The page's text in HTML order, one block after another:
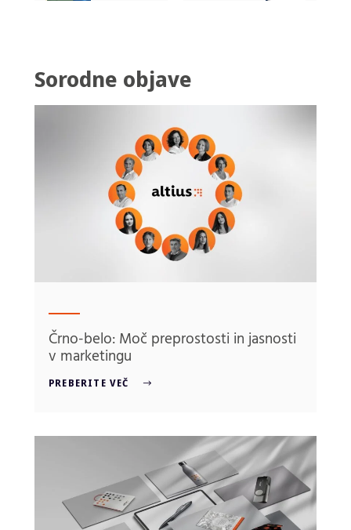
Sorodne objave
Črno-belo: Moč preprostosti in jasnosti
v marketingu
PREBERITE VEČ